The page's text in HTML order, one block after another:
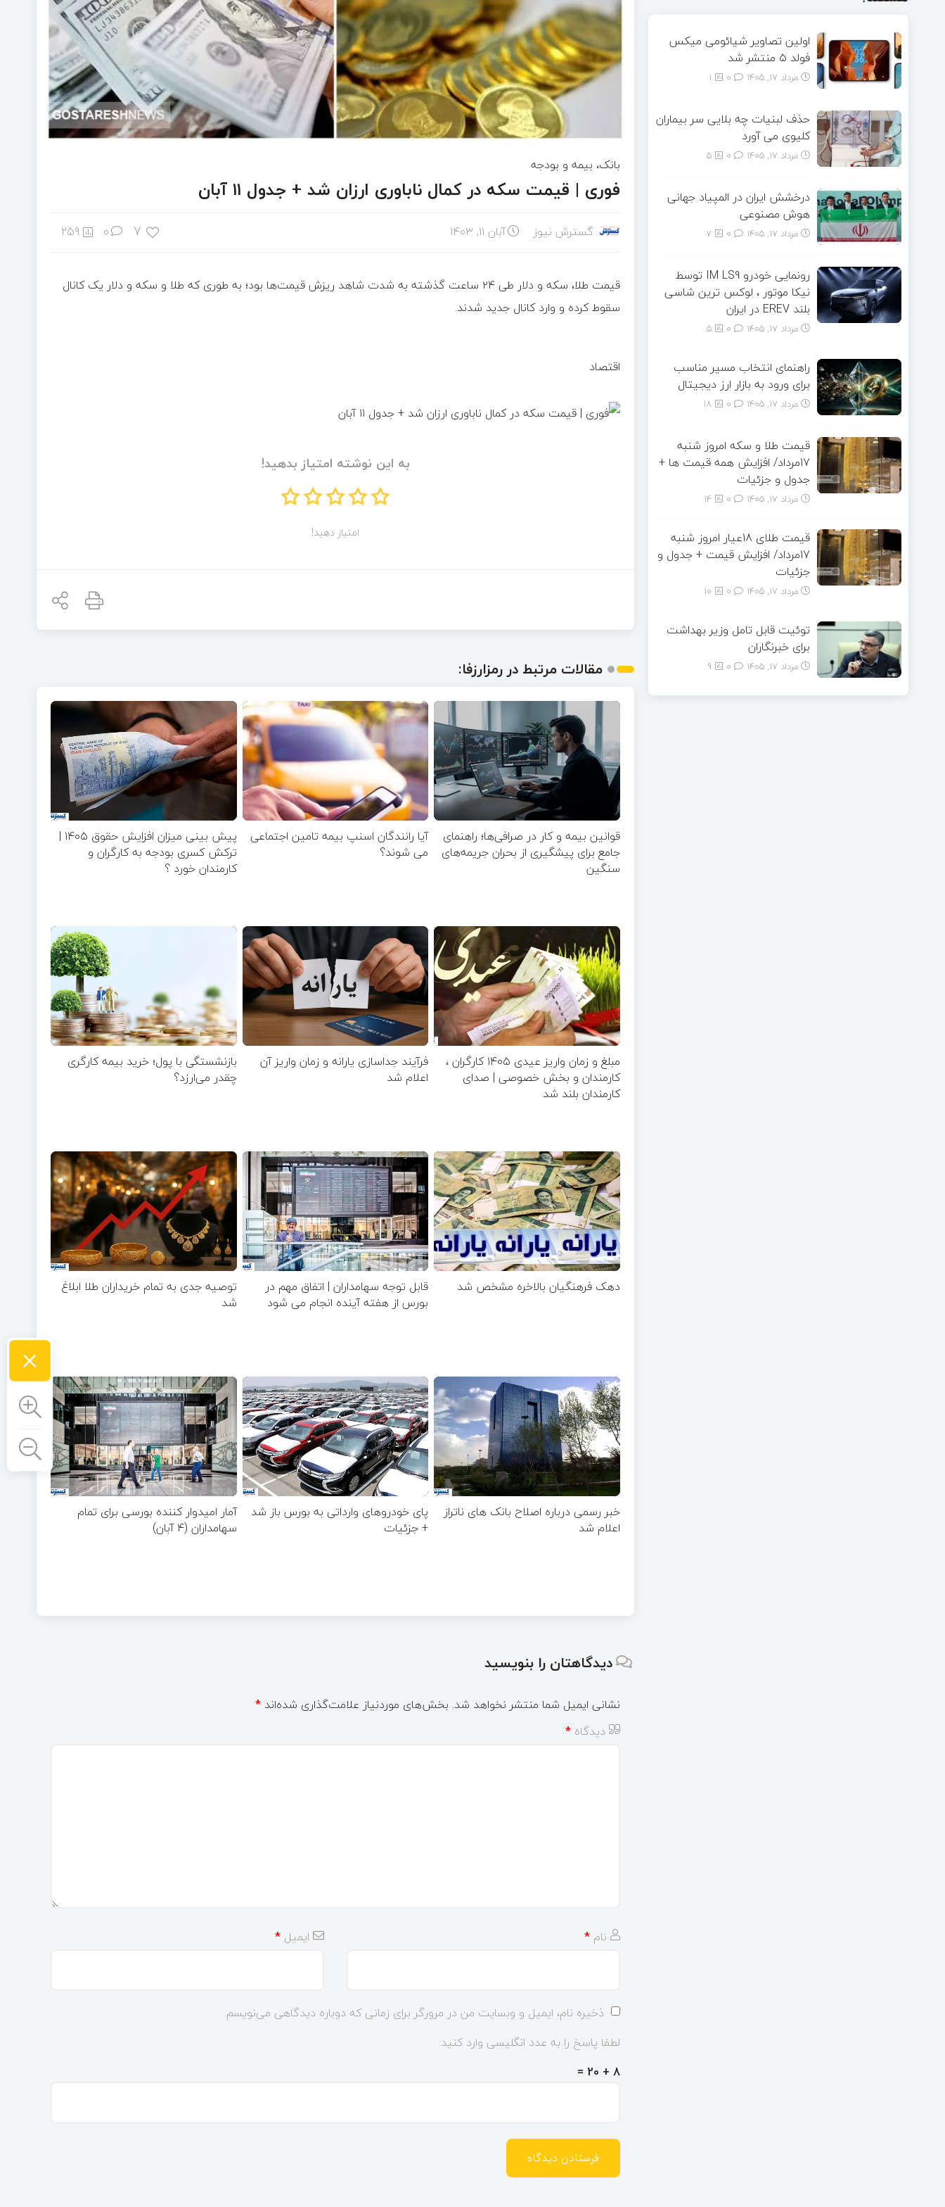
بانک، بیمه و بودجه
فوری | قیمت سکه در کمال ناباوری ارزان شد + جدول ۱۱ آبان
گسترش نیوز آبان ۱۱, ۱۴۰۳ 7
0
259
قیمت طلا، سکه و دلار طی ۲۴ ساعت گذشته به شدت شاهد ریزش قیمت‌ها بود؛ به طوری که طلا و سکه و دلار یک کانال
سقوط کرده و وارد کانال جدید شدند.
اقتصاد
به این نوشته امتیاز بدهید!
امتیاز دهید!
مقالات مرتبط در رمزارزفا:
قوانین بیمه و کار در صرافی‌ها؛ راهنمای
جامع برای پیشگیری از بحران جریمه‌های
سنگین
آیا رانندگان اسنپ بیمه تامین اجتماعی
می شوند؟
پیش بینی میزان افزایش حقوق ۱۴۰۵ |
ترکش کسری بودجه به کارگران و
کارمندان خورد ؟
مبلغ و زمان واریز عیدی ۱۴۰۵ کارگران ،
کارمندان و بخش خصوصی | صدای
کارمندان بلند شد
فرآیند جداسازی یارانه و زمان واریز آن
اعلام شد
بازنشستگی با پول؛ خرید بیمه کارگری
چقدر می‌ارزد؟
دهک فرهنگیان بالاخره مشخص شد
قابل توجه سهامداران | اتفاق مهم در
بورس از هفته آینده انجام می شود
توصیه جدی به تمام خریداران طلا ابلاغ
شد
خبر رسمی درباره اصلاح بانک های ناتراز
اعلام شد
پای خودروهای وارداتی به بورس باز شد
+ جزئیات
آمار امیدوار کننده بورسی برای تمام
سهامداران (۴ آبان)
دیدگاهتان را بنویسید
نشانی ایمیل شما منتشر نخواهد شد. بخش‌های موردنیاز علامت‌گذاری شده‌اند *
دیدگاه *
نام * ایمیل*
ذخیره نام، ایمیل و وبسایت من در مرورگر برای زمانی که دوباره دیدگاهی می‌نویسم.
لطفا پاسخ را به عدد انگلیسی وارد کنید:
8 + 20 =
اولین تصاویر شیائومی میکس
فولد ۵ منتشر شد
مرداد ۱۷, ۱۴۰۵ 1
حذف لبنیات چه بلایی سر بیماران
کلیوی می آورد
مرداد ۱۷, ۱۴۰۵ 5
درخشش ایران در المپیاد جهانی
هوش مصنوعی
مرداد ۱۷, ۱۴۰۵ 7
رونمایی خودرو IM LS9 توسط
نیکا موتور ، لوکس ترین شاسی
بلند EREV در ایران
مرداد ۱۷, ۱۴۰۵ 5
راهنمای انتخاب مسیر مناسب
برای ورود به بازار ارز دیجیتال
مرداد ۱۷, ۱۴۰۵ 18
قیمت طلا و سکه امروز شنبه
17مرداد/ افزایش همه قیمت ها +
جدول و جزئیات
مرداد ۱۷, ۱۴۰۵ 14
قیمت طلای 18عیار امروز شنبه
17مرداد/ افزایش قیمت + جدول و
جزئیات
مرداد ۱۷, ۱۴۰۵ 10
توئیت قابل تامل وزیر بهداشت
برای خبرنگاران
مرداد ۱۷, ۱۴۰۵ 9
×